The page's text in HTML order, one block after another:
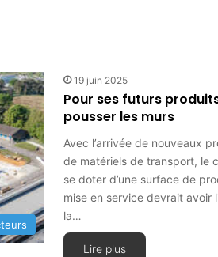
19 juin 2025
Pour ses futurs
pousser les murs
Avec l’arrivée de nouveaux
de matériels de transport, le
se doter d’une surface de
mise en service devrait avoir
la…
Lire plus